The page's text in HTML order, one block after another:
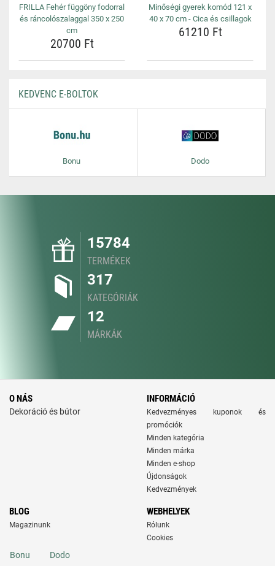
FRILLA Fehér függöny fodorral
és ráncolószalaggal 350 x 250
cm
20700 Ft
Minőségi gyerek komód 121 x
40 x 70 cm - Cica és csillagok
61210 Ft
KEDVENC E-BOLTOK
Bonu Dodo
15784
TERMÉKEK
317
KATEGÓRIÁK
12
MÁRKÁK
O NÁS
Dekoráció és bútor
INFORMÁCIÓ
Kedvezményes kuponok és
promóciók
Minden kategória
Minden márka
Minden e-shop
Újdonságok
Kedvezmények
BLOG
Magazinunk
WEBHELYEK
Rólunk
Cookies
Bonu Dodo